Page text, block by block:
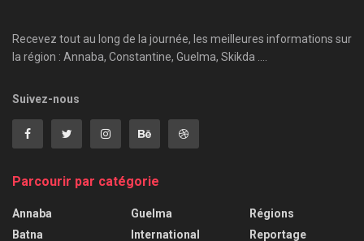
Recevez tout au long de la journée, les meilleures informations sur
la région : Annaba, Constantine, Guelma, Skikda ....
Suivez-nous
Parcourir par catégorie
Annaba
Batna
Guelma
International
Régions
Reportage